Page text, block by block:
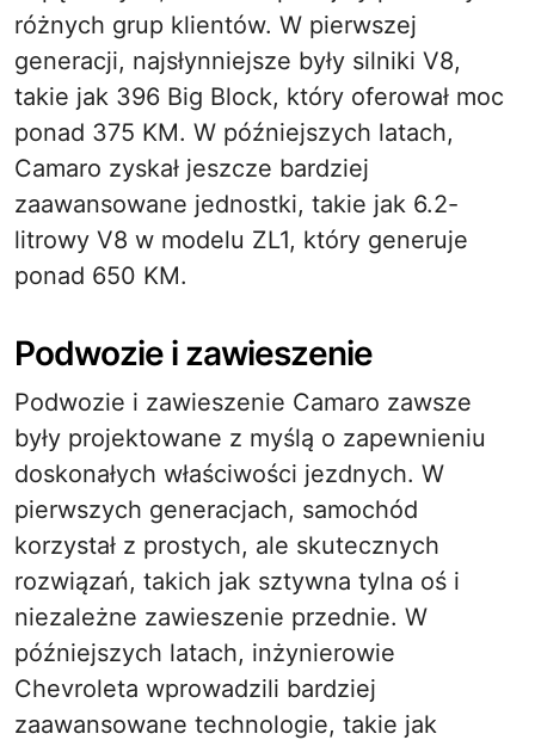
różnych grup klientów. W pierwszej
generacji, najsłynniejsze były silniki V8,
takie jak 396 Big Block, który oferował moc
ponad 375 KM. W późniejszych latach,
Camaro zyskał jeszcze bardziej
zaawansowane jednostki, takie jak 6.2-
litrowy V8 w modelu ZL1, który generuje
ponad 650 KM.
Podwozie i zawieszenie
Podwozie i zawieszenie Camaro zawsze
były projektowane z myślą o zapewnieniu
doskonałych właściwości jezdnych. W
pierwszych generacjach, samochód
korzystał z prostych, ale skutecznych
rozwiązań, takich jak sztywna tylna oś i
niezależne zawieszenie przednie. W
późniejszych latach, inżynierowie
Chevroleta wprowadzili bardziej
zaawansowane technologie, takie jak